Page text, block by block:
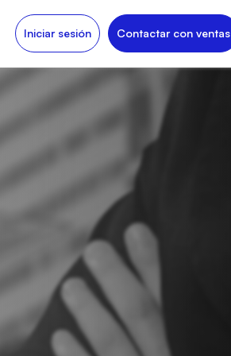
Iniciar sesión Contactar con ventas